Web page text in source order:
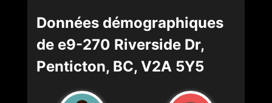
Données démographiques
de e9-270 Riverside Dr,
Penticton, BC, V2A 5Y5